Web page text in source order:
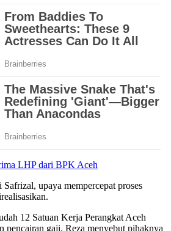
LHP dari BPK Aceh
upaya mempercepat proses
12 Satuan Kerja Perangkat Aceh
pencairan gaji. Reza menyebut pihaknya